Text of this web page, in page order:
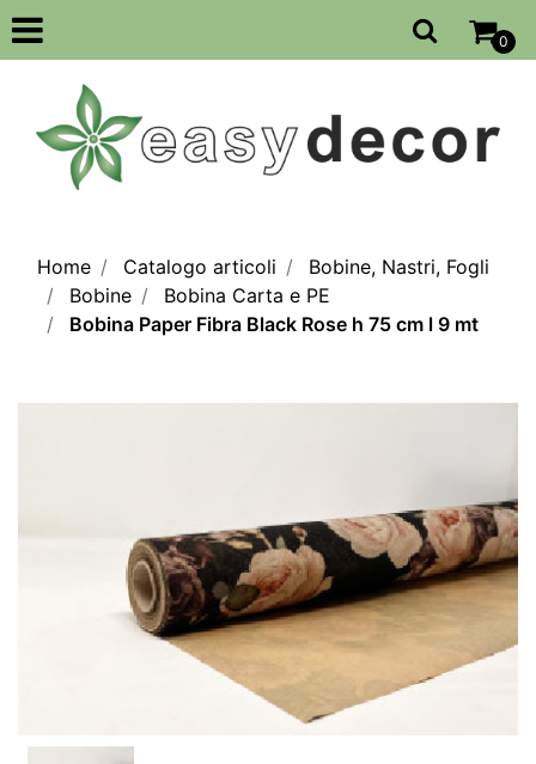
Open
0
Home Catalogo articoli
Bobine, Nastri, Fogli
Bobine
Bobina Carta e PE
Bobina Paper Fibra Black Rose h 75 cm l 9 mt